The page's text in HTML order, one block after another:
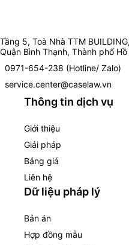
Tầng 5, Toà Nhà TTM
Quận Bình Thạnh, Thành phố
0971-654-238 (Hotline/ Zalo)
service.center@caselaw.vn
Thông tin dịch vụ
Giới thiệu
Giải pháp
Bảng giá
Liên hệ
Dữ liệu pháp lý
Bản án
Hợp đồng mẫu